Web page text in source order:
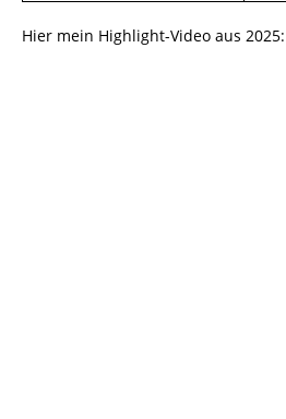
Hier mein Highlight-Video aus 2025: